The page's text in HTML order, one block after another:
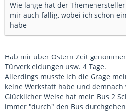
Wie lange hat der
mir auch fällig, wobei ich schon
habe
Hab mir über Ostern Zeit
Türverkleidungen usw. 4 Tage.
Allerdings musste ich die Grage
keine Werkstatt habe und demnach
Glücklicher Weise hat mein Bus 2
immer "durch" den Bus